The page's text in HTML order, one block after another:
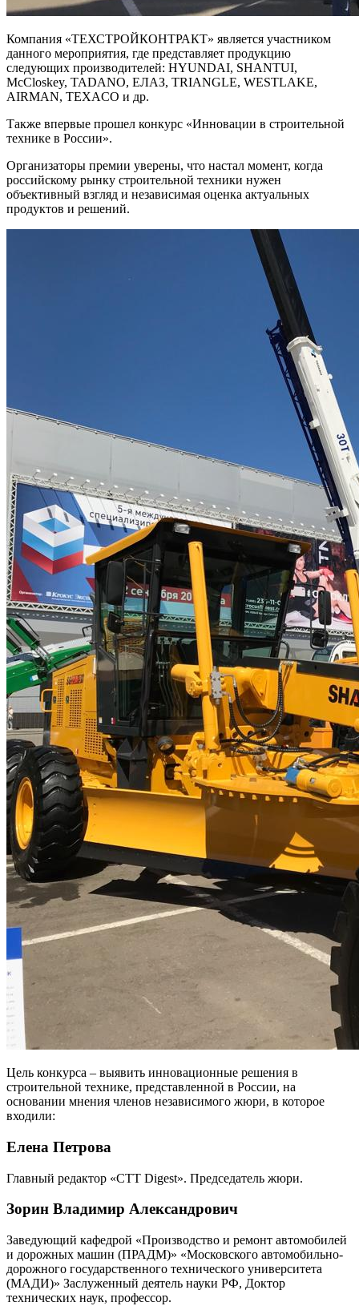
Компания «ТЕХСТРОЙКОНТРАКТ» является участником
данного мероприятия, где представляет продукцию
следующих производителей: HYUNDAI, SHANTUI,
McCloskey, TADANO, ЕЛАЗ, TRIANGLE, WESTLAKE,
AIRMAN, TEXACO и др.
Также впервые прошел конкурс «Инновации в строительной
технике в России».
Организаторы премии уверены, что настал момент, когда
российскому рынку строительной техники нужен
объективный взгляд и независимая оценка актуальных
продуктов и решений.
Цель конкурса – выявить инновационные решения в
строительной технике, представленной в России, на
основании мнения членов независимого жюри, в которое
входили:
Елена Петрова
Главный редактор «СТТ Digest». Председатель жюри.
Зорин Владимир Александрович
Заведующий кафедрой «Производство и ремонт автомобилей
и дорожных машин (ПРАДМ)» «Московского автомобильно-
дорожного государственного технического университета
(МАДИ)» Заслуженный деятель науки РФ, Доктор
технических наук, профессор.